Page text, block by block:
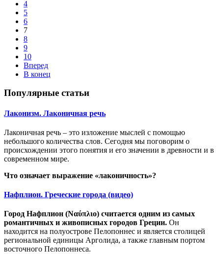
4
5
6
7
8
9
10
Вперед
В конец
Популярные статьи
Лаконизм. Лаконичная речь
Лаконичная речь – это изложение мыслей с помощью
небольшого количества слов. Сегодня мы поговорим о
происхождении этого понятия и его значении в древности и в
современном мире.
Что означает выражение «лаконичность»?
Нафплион. Греческие города (видео)
Город Нафплион (Ναύπλιο) считается одним из самых
романтичных и живописных городов Греции. Он
находится на полуострове Пелопоннес и является столицей
региональной единицы Арголида, а также главным портом
восточного Пелопоннеса.